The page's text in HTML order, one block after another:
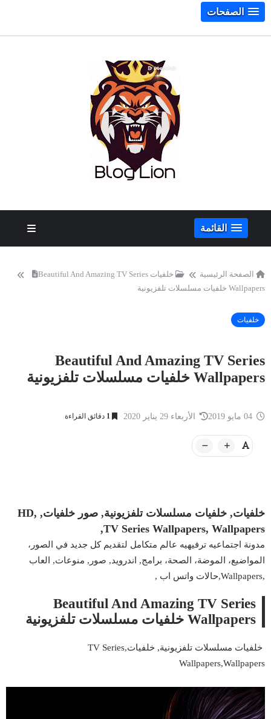
الصفحات
القائمة
الصفحة الرئيسية خلفيات Beautiful And Amazing TV Series
Wallpapers خلفيات مسلسلات تلفزيونية
خلفيات
Beautiful And Amazing TV Series
Wallpapers خلفيات مسلسلات تلفزيونية
الأربعاء 29 يناير 2020 1 دقائق القراءة
خلفيات, خلفيات مسلسلات تلفزيونية, صور خلفيات, HD,
TV Series Wallpapers, Wallpapers,
مدونة اجتماعيه ترفيهيه عالم متكامل لتقديم كل جديد في الصور،
المواضيع، الموضة، الصحة، برامج, اندرويد, صور, منوعات, العاب
,Wallpapers,حالات واتس اب ,
Beautiful And Amazing TV Series
Wallpapers خلفيات مسلسلات تلفزيونية
خلفيات مسلسلات تلفزيونية, خلفيات,TV Series
Wallpapers,Wallpapers